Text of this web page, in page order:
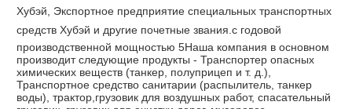
Хубэй, Экспортное предприятие специальных транспортных
средств Хубэй и другие почетные звания.с годовой
производственной мощностью 5Наша компания в основном
производит следующие продукты - Транспортер опасных
химических веществ (танкер, полуприцеп и т. д.),
Транспортное средство санитарии (распылитель, танкер
воды), трактор,грузовик для воздушных работ, спасательный